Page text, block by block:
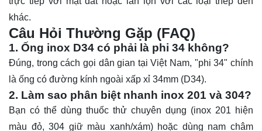
khác.
Câu Hỏi Thường Gặp (FAQ)
1. Ống inox D34 có phải là phi 34 không?
Đúng, trong cách gọi dân gian tại Việt Nam, "phi 34" chính
là ống có đường kính ngoài xấp xỉ 34mm (D34).
2. Làm sao phân biệt nhanh inox 201 và 304?
Bạn có thể dùng thuốc thử chuyên dụng (inox 201 hiện
màu đỏ, 304 giữ màu xanh/xám) hoặc dùng nam châm